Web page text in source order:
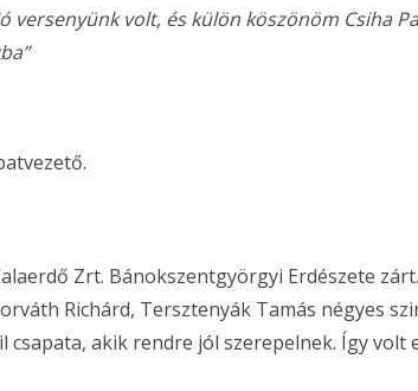
versenyünk volt, és külön köszönöm Csiha
Zrt. Bánokszentgyörgyi Erdészete
Richárd, Tersztenyák Tamás négyes
akik rendre jól szerepelnek. Így volt